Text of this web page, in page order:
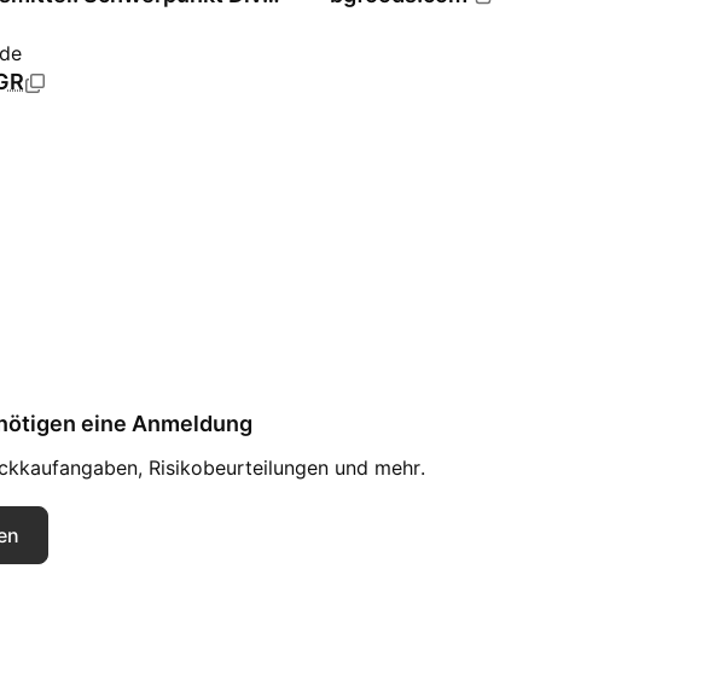
eine Anmeldung
Risikobeurteilungen und mehr.